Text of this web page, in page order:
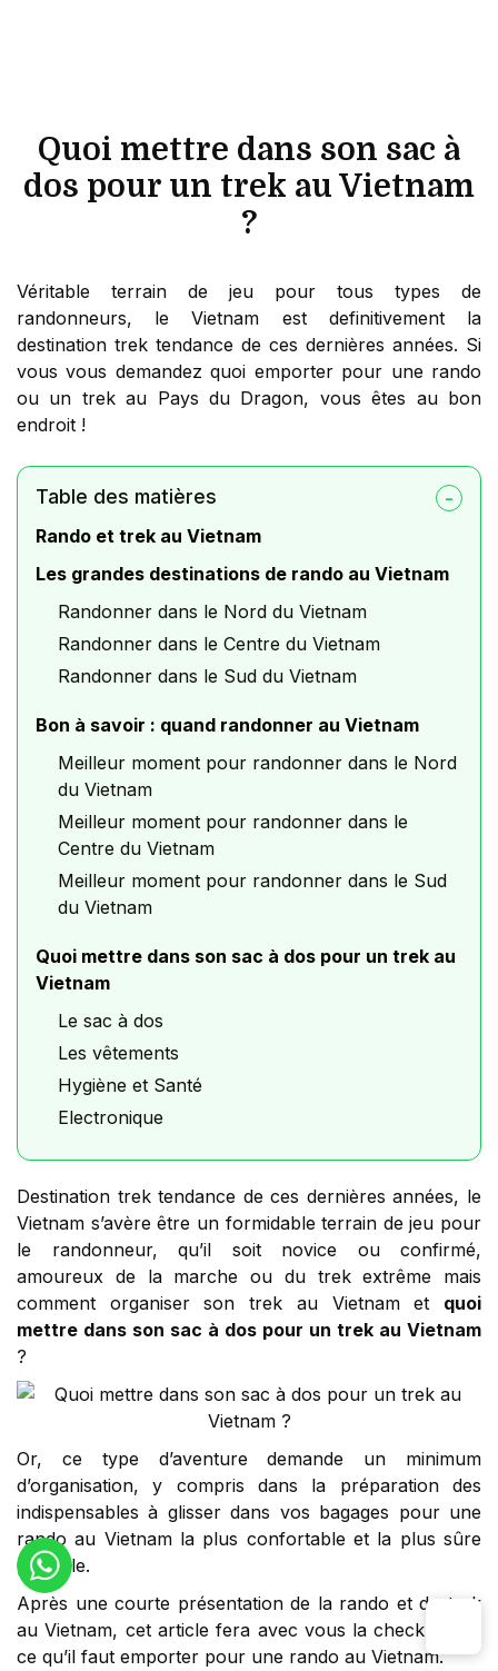
Quoi mettre dans son sac à
dos pour un trek au Vietnam
?
Véritable terrain de jeu pour tous types de
randonneurs, le Vietnam est definitivement la
destination trek tendance de ces dernières années. Si
vous vous demandez quoi emporter pour une rando
ou un trek au Pays du Dragon, vous êtes au bon
endroit !
Table des matières
Rando et trek au Vietnam
Les grandes destinations de rando au Vietnam
Randonner dans le Nord du Vietnam
Randonner dans le Centre du Vietnam
Randonner dans le Sud du Vietnam
Bon à savoir : quand randonner au Vietnam
Meilleur moment pour randonner dans le Nord
du Vietnam
Meilleur moment pour randonner dans le
Centre du Vietnam
Meilleur moment pour randonner dans le Sud
du Vietnam
Quoi mettre dans son sac à dos pour un trek au
Vietnam
Le sac à dos
Les vêtements
Hygiène et Santé
Electronique
Destination trek tendance de ces dernières années, le
Vietnam s’avère être un formidable terrain de jeu pour
le randonneur, qu’il soit novice ou confirmé,
amoureux de la marche ou du trek extrême mais
comment organiser son trek au Vietnam et quoi
mettre dans son sac à dos pour un trek au Vietnam
?
Or, ce type d’aventure demande un minimum
d’organisation, y compris dans la préparation des
indispensables à glisser dans vos bagages pour une
rando au Vietnam la plus confortable et la plus sûre
possible.
Après une courte présentation de la rando et du trek
au Vietnam, cet article fera avec vous la check list de
ce qu’il faut emporter pour une rando au Vietnam.